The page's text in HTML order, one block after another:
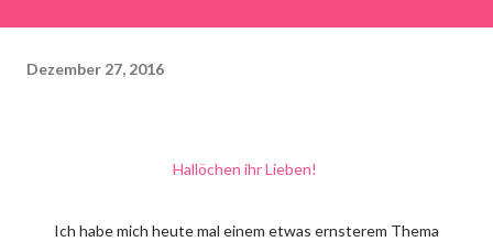
Dezember 27, 2016
Hallöchen ihr Lieben!
Ich habe mich heute mal einem etwas ernsterem Thema